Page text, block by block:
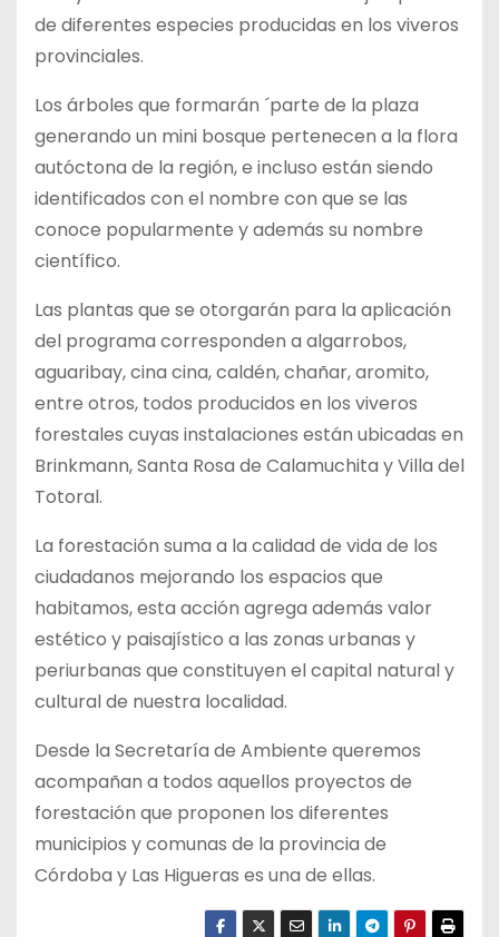
de diferentes especies producidas en los viveros
provinciales.
Los árboles que formarán ´parte de la plaza
generando un mini bosque pertenecen a la flora
autóctona de la región, e incluso están siendo
identificados con el nombre con que se las
conoce popularmente y además su nombre
científico.
Las plantas que se otorgarán para la aplicación
del programa corresponden a algarrobos,
aguaribay, cina cina, caldén, chañar, aromito,
entre otros, todos producidos en los viveros
forestales cuyas instalaciones están ubicadas en
Brinkmann, Santa Rosa de Calamuchita y Villa del
Totoral.
La forestación suma a la calidad de vida de los
ciudadanos mejorando los espacios que
habitamos, esta acción agrega además valor
estético y paisajístico a las zonas urbanas y
periurbanas que constituyen el capital natural y
cultural de nuestra localidad.
Desde la Secretaría de Ambiente queremos
acompañan a todos aquellos proyectos de
forestación que proponen los diferentes
municipios y comunas de la provincia de
Córdoba y Las Higueras es una de ellas.